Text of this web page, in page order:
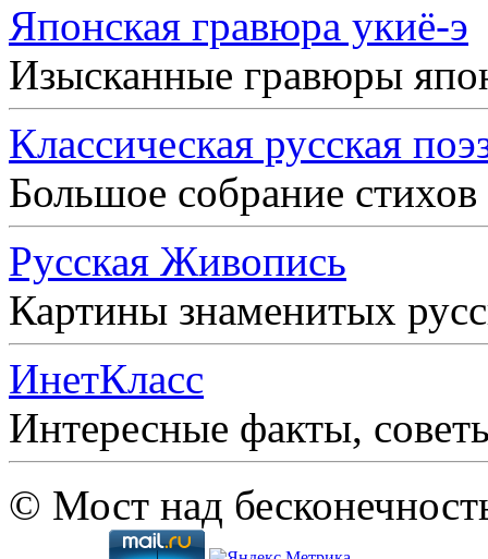
Японская гравюра укиё-э
Изысканные гравюры
Классическая русская
Большое собрание
Русская Живопись
Картины знаменитых
ИнетКласс
Интересные факты,
© Мост над